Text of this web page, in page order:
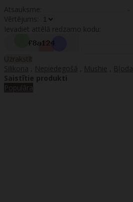
Atsauksme:
Vērtējums:
Ievadiet attēlā redzamo kodu:
Uzrakstīt
Silikona
Nepiedegošā Mushie
Bļoda
Saistītie produkti
Populāra